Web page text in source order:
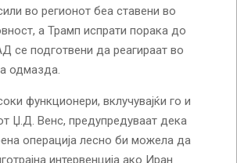
во регионот беа ставени во
а Трамп испрати порака до
се подготвени да реагираат во
одмазда.
функционери, вклучувајќи го и
Џ.Д. Венс, предупредуваат дека
операција лесно би можела да
интервенција ако Иран